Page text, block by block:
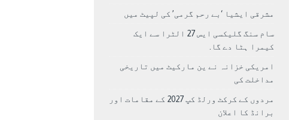
مشرقی ایشیا ‘بے رحم گرمی’ کی لپیٹ میں
سام سنگ گلیکسی ایس 27 الٹرا سے ایک
کیمرا ہٹا دے گا.
امریکی خزانہ نے ین مارکیٹ میں تاریخی
مداخلت کی
مردوں کے کرکٹ ورلڈ کپ 2027 کے مقامات اور
برانڈ کا اعلان